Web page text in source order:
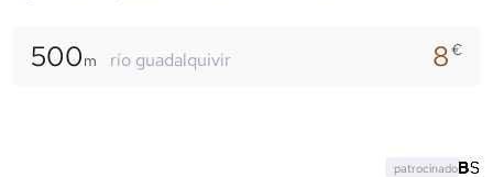
500m río guadalquivir 8€
patrocinado